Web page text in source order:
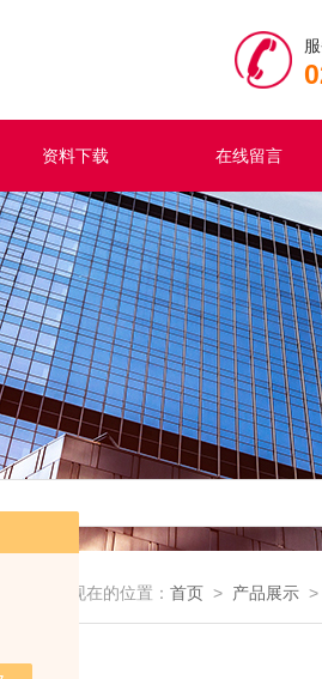
资料下载 在线留言
您现在的位置： 首页 > 产品展示 >